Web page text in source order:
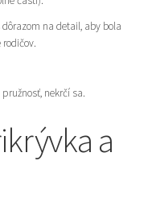
na detail, aby bola
nekrčí sa.
a